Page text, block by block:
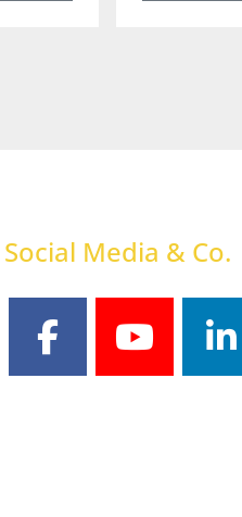
Social Media & Co.
facebook